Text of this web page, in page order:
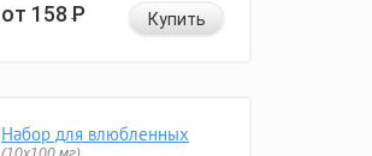
от 158Р Купить
Набор для влюбленных